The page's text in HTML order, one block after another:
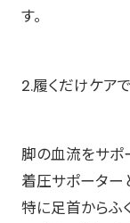
す。
2.履くだけケア
脚の血流をサポ
着圧サポーター
特に足首からふ